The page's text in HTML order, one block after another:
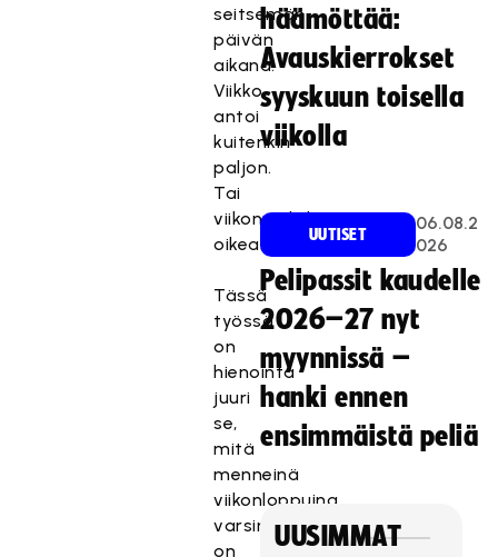
seitsemän
päivän
aikana.
Viikko
antoi
kuitenkin
paljon.
Tai
viikonvaihde
oikeastaan.
Tässä
työssä
on
hienointa
juuri
se,
mitä
menneinä
viikonloppuina
varsinkin
on
häämöttää:
Avauskierrokset
syyskuun toisella
viikolla
UUTISET
06.08.2
026
Pelipassit kaudelle
2026–27 nyt
myynnissä –
hanki ennen
ensimmäistä peliä
UUSIMMAT